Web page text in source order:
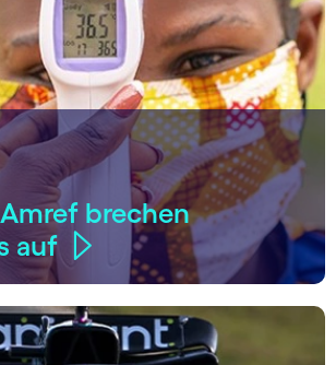
brechen
auf